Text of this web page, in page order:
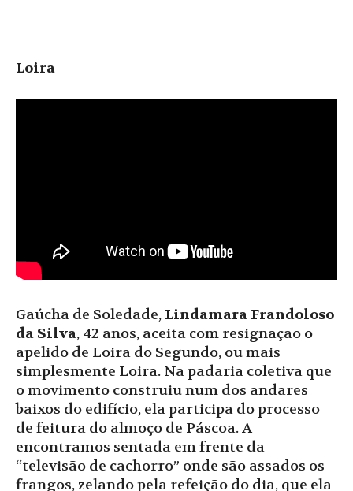
Loira
Gaúcha de Soledade, Lindamara Frandoloso
da Silva, 42 anos, aceita com resignação o
apelido de Loira do Segundo, ou mais
simplesmente Loira. Na padaria coletiva que
o movimento construiu num dos andares
baixos do edifício, ela participa do processo
de feitura do almoço de Páscoa. A
encontramos sentada em frente da
“televisão de cachorro” onde são assados os
frangos, zelando pela refeição do dia, que ela